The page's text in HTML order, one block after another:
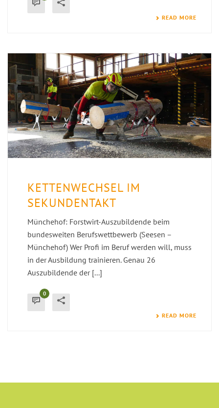
READ MORE
KETTENWECHSEL IM
SEKUNDENTAKT
Münchehof: Forstwirt-Auszubildende beim
bundesweiten Berufswettbewerb (Seesen –
Münchehof) Wer Profi im Beruf werden will, muss
in der Ausbildung trainieren. Genau 26
Auszubildende der [...]
0
READ MORE